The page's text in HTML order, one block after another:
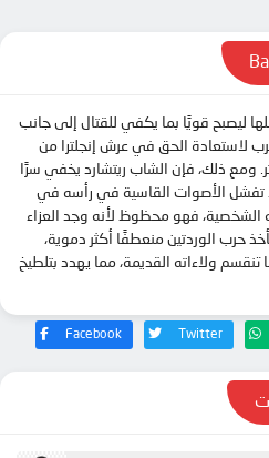
ليصبح قويًا بما يكفي للقتال إلى جانب
لاستعادة الحق في عرش إنجلترا من
ومع ذلك، فإن الشاب ريتشارد يخفي سرًا
لا تفشل الأصوات القاسية في رأسه في
الشخصية، فهو محظوظ لأنه وجد العزاء
حرب الوردتين منعطفًا أكثر دموية،
ولاءاته القديمة، مما يهدد بتلطيخ
Facebook Twitter